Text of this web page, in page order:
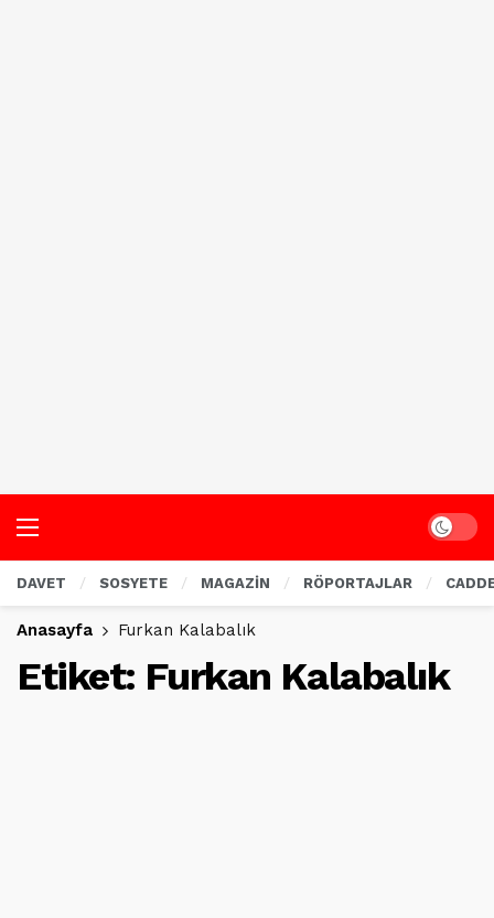
Dark
DAVET SOSYETE MAGAZİN RÖPORTAJLAR
Anasayfa Furkan Kalabalık
Etiket: Furkan Kalabalık